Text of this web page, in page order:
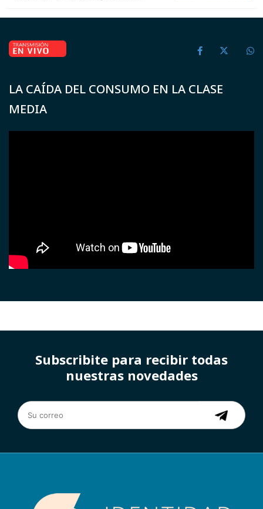
LA CAÍDA DEL CONSUMO EN LA CLASE
MEDIA
Subscribite para recibir todas
nuestras novedades